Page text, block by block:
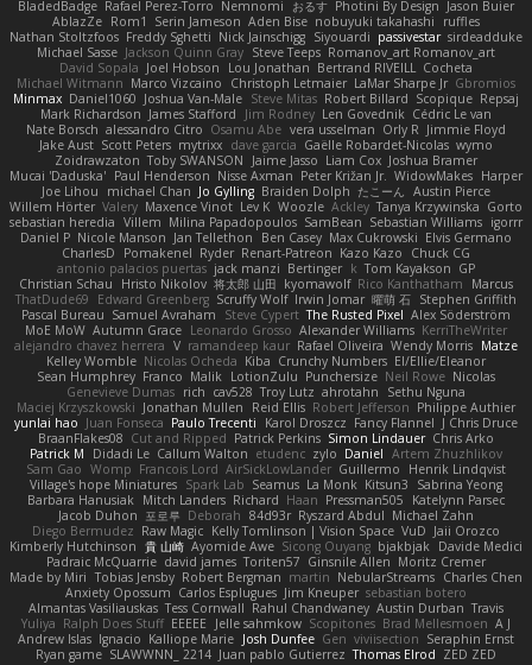
BladedBadge Rafael Perez-Torro Nemnomi おるす Photini By Design Jason Buier
AblazZe Rom1 Serin Jameson Aden Bise nobuyuki takahashi
ruffles
Nathan Stoltzfoos Freddy Sghetti Nick Jainschigg Siyouardi passivestar sirdeadduke
Michael Sasse Jackson Quinn Gray Steve Teeps Romanov_art Romanov_art
David Sopala Joel Hobson Lou Jonathan Bertrand RIVEILL Cocheta
Michael Witmann Marco Vizcaino Christoph Letmaier LaMar Sharpe Jr Gbromios
Minmax Daniel1060 Joshua Van-Male Steve Mitas Robert Billard Scopique Repsaj
Mark Richardson James Stafford Jim Rodney Len Govednik Cédric Le van
Nate Borsch alessandro Citro Osamu Abe vera usselman Orly R Jimmie Floyd
Jake Aust Scott Peters mytrixx dave garcia Gaëlle Robardet-Nicolas wymo
Zoidrawzaton Toby SWANSON Jaime Jasso Liam Cox Joshua Bramer
Mucai 'Daduska' Paul Henderson Nisse Axman Peter Križan Jr. WidowMakes Harper
Joe Lihou
michael Chan Jo Gylling Braiden Dolph たこーん Austin Pierce
Willem Hörter Valery Maxence Vinot Lev K Woozle Ackley Tanya Krzywinska Gorto
sebastian heredia Villem Milina Papadopoulos SamBean Sebastian Williams igorrr
Daniel P Nicole Manson Jan Tellethon Ben Casey Max Cukrowski Elvis Germano
CharlesD
Pomakenel Ryder Renart-Patreon Kazo Kazo
Chuck CG
antonio palacios puertas jack manzi Bertinger k Tom Kayakson GP
Christian Schau
Hristo Nikolov 将太郎 山田 kyomawolf Rico Kanthatham
Marcus
ThatDude69
Edward Greenberg Scruffy Wolf Irwin Jomar 曜萌 石 Stephen Griffith
Pascal Bureau Samuel Avraham Steve Cypert The Rusted Pixel Alex Söderström
MoE MoW Autumn Grace Leonardo Grosso Alexander Williams KerriTheWriter
alejandro chavez herrera V ramandeep kaur Rafael Oliveira Wendy Morris Matze
Kelley Womble Nicolas Ocheda Kiba Crunchy Numbers El/Ellie/Eleanor
Sean Humphrey Franco Malik LotionZulu Punchersize Neil Rowe Nicolas
Genevieve Dumas rich cav528 Troy Lutz ahrotahn
Sethu Nguna
Maciej Krzyszkowski Jonathan Mullen Reid Ellis Robert Jefferson Philippe Authier
yunlai hao Juan Fonseca Paulo Trecenti Karol Droszcz Fancy Flannel J Chris Druce
BraanFlakes08 Cut and Ripped Patrick Perkins Simon Lindauer Chris Arko
Patrick M
Didadi Le Callum Walton etudenc zylo Daniel Artem Zhuzhlikov
Sam Gao Womp Francois Lord AirSickLowLander Guillermo
Henrik Lindqvist
Village's hope Miniatures Spark Lab Seamus La Monk Kitsun3
Sabrina Yeong
Barbara Hanusiak Mitch Landers Richard Haan Pressman505
Katelynn Parsec
Jacob Duhon 포로루 Deborah 84d93r Ryszard Abdul Michael Zahn
Diego Bermudez Raw Magic Kelly Tomlinson | Vision Space VuD Jaii Orozco
Kimberly Hutchinson 貴 山崎 Ayomide Awe Sicong Ouyang bjakbjak Davide Medici
Padraic McQuarrie david james Toriten57 Ginsnile Allen Moritz Cremer
Made by Miri Tobias Jensby Robert Bergman martin NebularStreams Charles Chen
Anxiety Opossum Carlos Esplugues Jim Kneuper sebastian botero
Almantas Vasiliauskas Tess Cornwall Rahul Chandwaney Austin Durban Travis
Yuliya Ralph Does Stuff EEEEE Jelle sahmkow Scopitones Brad Mellesmoen A J
Andrew Islas Ignacio Kalliope Marie Josh Dunfee Gen viviisection Seraphin Ernst
Ryan game SLAWWNN_ 2214 Juan pablo Gutierrez Thomas Elrod ZED ZED